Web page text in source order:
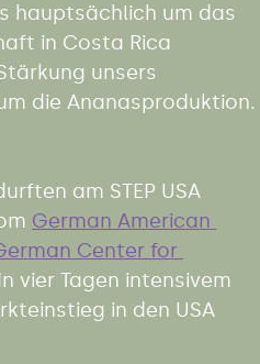
hauptsächlich um das
in Costa Rica
unsers
die Ananasproduktion.
am STEP USA
German American
Center for
vier Tagen intensivem
in den USA